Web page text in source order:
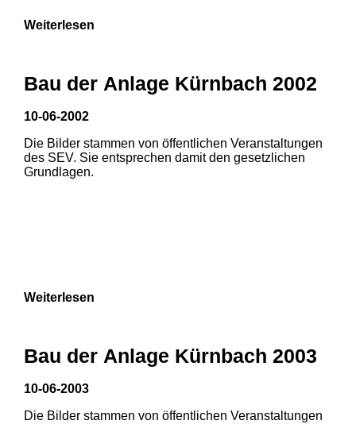
Weiterlesen
Bau der Anlage Kürnbach 2002
10-06-2002
Die Bilder stammen von öffentlichen Veranstaltungen
des SEV. Sie entsprechen damit den gesetzlichen
Grundlagen.
Weiterlesen
Bau der Anlage Kürnbach 2003
10-06-2003
Die Bilder stammen von öffentlichen Veranstaltungen